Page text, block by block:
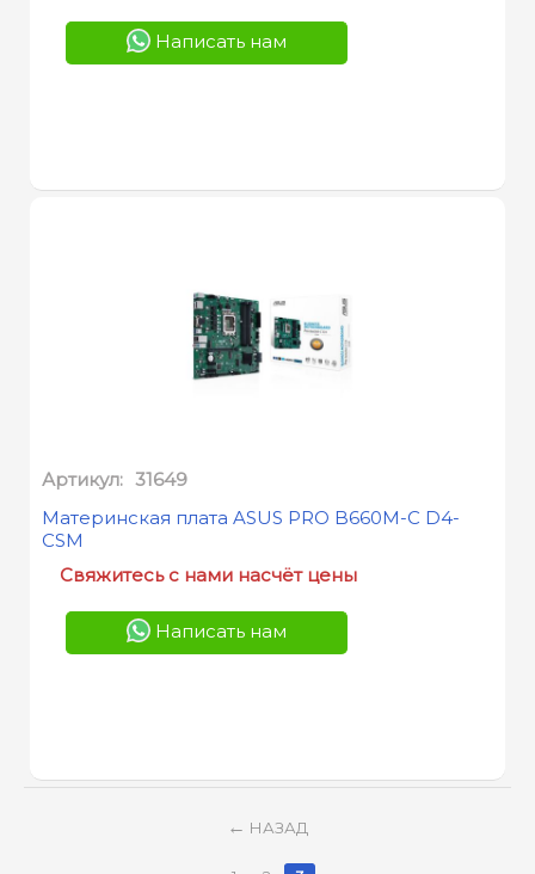
Написать нам
Артикул: 31649
Материнская плата ASUS PRO B660M-C D4-
CSM
Свяжитесь с нами насчёт цены
Написать нам
НАЗАД